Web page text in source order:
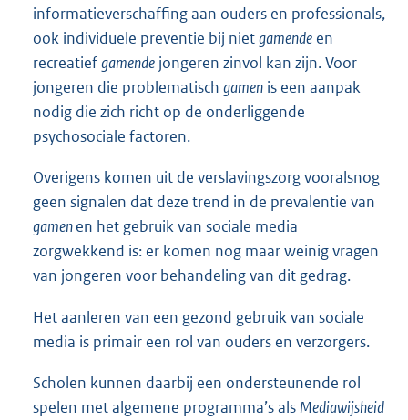
informatieverschaffing aan ouders en professionals,
ook individuele preventie bij nietgamende en
recreatiefgamende jongeren zinvol kan zijn. Voor
jongeren die problematisch gamen is een aanpak
nodig die zich richt op de onderliggende
psychosociale factoren.
Overigens komen uit de verslavingszorg vooralsnog
geen signalen dat deze trend in de prevalentie van
gamenen het gebruik van sociale media
zorgwekkend is: er komen nog maar weinig vragen
van jongeren voor behandeling van dit gedrag.
Het aanleren van een gezond gebruik van sociale
media is primair een rol van ouders en verzorgers.
Scholen kunnen daarbij een ondersteunende rol
spelen met algemene programma’s als Mediawijsheid